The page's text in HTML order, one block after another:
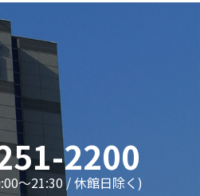
2200
〜21:30 / 休館日除く)